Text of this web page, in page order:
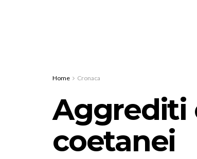
Home Cronaca
Aggrediti
coetanei